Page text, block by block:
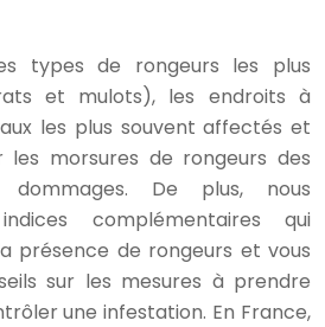
types de rongeurs les plus
et mulots), les endroits à
les plus souvent affectés et
les morsures de rongeurs des
De plus, nous
complémentaires qui
présence de rongeurs et vous
sur les mesures à prendre
une infestation. En France,